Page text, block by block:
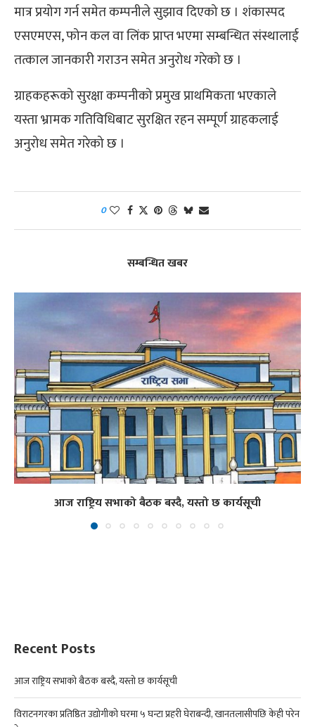
मात्र प्रयोग गर्न समेत कम्पनीले सुझाव दिएको छ । शंकास्पद
एसएमएस, फोन कल वा लिंक प्राप्त भएमा सम्बन्धित संस्थालाई
तत्काल जानकारी गराउन समेत अनुरोध गरेको छ ।
ग्राहकहरूको सुरक्षा कम्पनीको प्रमुख प्राथमिकता भएकाले
यस्ता भ्रामक गतिविधिबाट सुरक्षित रहन सम्पूर्ण ग्राहकलाई
अनुरोध समेत गरेको छ ।
0
सम्बन्धित खबर
आज राष्ट्रिय सभाको बैठक बस्दै, यस्तो छ कार्यसूची
Recent Posts
आज राष्ट्रिय सभाको बैठक बस्दै, यस्तो छ कार्यसूची
विराटनगरका प्रतिष्ठित उद्योगीको घरमा ५ घन्टा प्रहरी घेराबन्दी, खानतलासीपछि केही परेन